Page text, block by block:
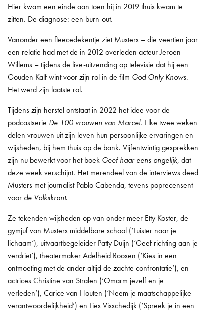
Hier kwam een einde aan toen hij in 2019 thuis kwam te
zitten. De diagnose: een burn-out.
Vanonder een fleecedekentje ziet Musters – die veertien jaar
een relatie had met de in 2012 overleden acteur Jeroen
Willems – tijdens de live-uitzending op televisie dat hij een
Gouden Kalf wint voor zijn rol in de film God Only Knows.
Het werd zijn laatste rol.
Tijdens zijn herstel ontstaat in 2022 het idee voor de
podcastserie De 100 vrouwen van Marcel. Elke twee weken
delen vrouwen uit zijn leven hun persoonlijke ervaringen en
wijsheden, bij hem thuis op de bank. Vijfentwintig gesprekken
zijn nu bewerkt voor het boek Geef haar eens ongelijk, dat
deze week verschijnt. Het merendeel van de interviews deed
Musters met journalist Pablo Cabenda, tevens poprecensent
voor de Volkskrant.
Ze tekenden wijsheden op van onder meer Etty Koster, de
gymjuf van Musters middelbare school (‘Luister naar je
lichaam’), uitvaartbegeleider Patty Duijn (‘Geef richting aan je
verdriet’), theatermaker Adelheid Roosen (‘Kies in een
ontmoeting met de ander altijd de zachte confrontatie’), en
actrices Christine van Stralen (‘Omarm jezelf en je
verleden’), Carice van Houten (‘Neem je maatschappelijke
verantwoordelijkheid’) en Lies Visschedijk (‘Spreek je in een